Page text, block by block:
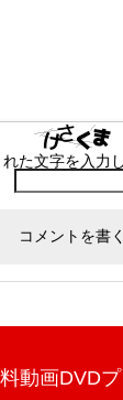
れた文字を入力
動画DVD